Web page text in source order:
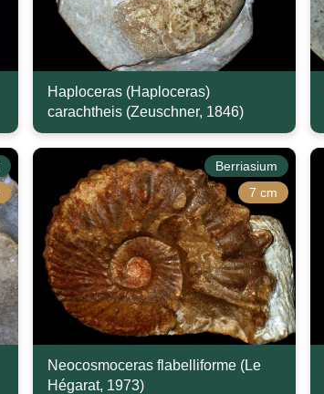
Haploceras (Haploceras)
carachtheis (Zeuschner, 1846)
Berriasium
7 cm
Neocosmoceras flabelliforme (Le
Hégarat, 1973)